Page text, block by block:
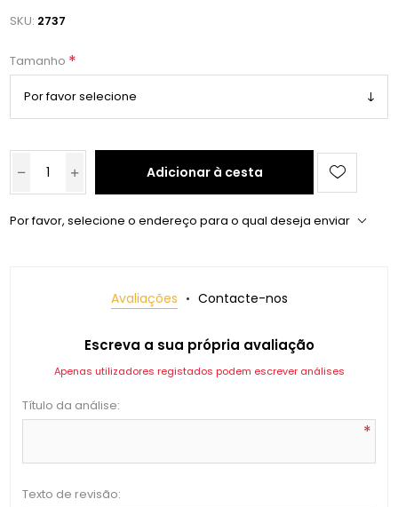
SKU: 2737
Tamanho *
Adicionar à cesta
Por favor, selecione o endereço para o qual deseja enviar
Avaliações Contacte-nos
Escreva a sua própria avaliação
Apenas utilizadores registados podem escrever análises
Título da análise:
*
Texto de revisão: